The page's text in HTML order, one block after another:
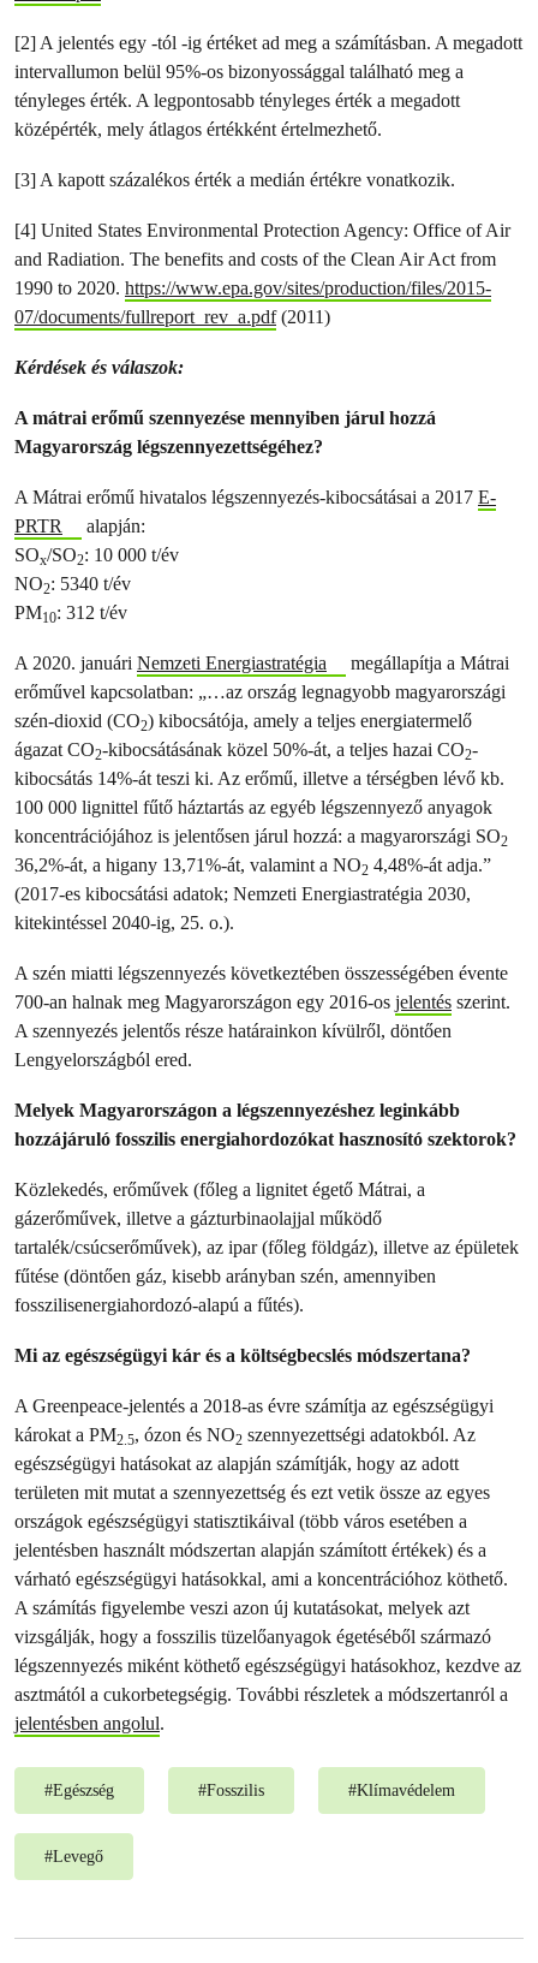
[2] A jelentés egy -tól -ig értéket ad meg a számításban. A megadott
intervallumon belül 95%-os bizonyossággal található meg a
tényleges érték. A legpontosabb tényleges érték a megadott
középérték, mely átlagos értékként értelmezhető.
[3] A kapott százalékos érték a medián értékre vonatkozik.
[4] United States Environmental Protection Agency: Office of Air
and Radiation. The benefits and costs of the Clean Air Act from
1990 to 2020. https://www.epa.gov/sites/production/files/2015-
07/documents/fullreport_rev_a.pdf(2011)
Kérdések és válaszok:
A mátrai erőmű szennyezése mennyiben járul hozzá
Magyarország légszennyezettségéhez?
A Mátrai erőmű hivatalos légszennyezés-kibocsátásai a 2017 E-
PRTR
alapján:
SOx/SO2: 10 000 t/év
NO2: 5340 t/év
PM10: 312 t/év
A 2020. januári Nemzeti Energiastratégia
megállapítja a Mátrai
erőművel kapcsolatban: „…az ország legnagyobb magyarországi
szén-dioxid (CO2) kibocsátója, amely a teljes energiatermelő
ágazat CO2-kibocsátásának közel 50%-át, a teljes hazai CO2-
kibocsátás 14%-át teszi ki. Az erőmű, illetve a térségben lévő kb.
100 000 lignittel fűtő háztartás az egyéb légszennyező anyagok
koncentrációjához is jelentősen járul hozzá: a magyarországi SO2
36,2%-át, a higany 13,71%-át, valamint a NO2 4,48%-át adja.”
(2017-es kibocsátási adatok; Nemzeti Energiastratégia 2030,
kitekintéssel 2040-ig, 25. o.).
A szén miatti légszennyezés következtében összességében évente
700-an halnak meg Magyarországon egy 2016-os jelentés szerint.
A szennyezés jelentős része határainkon kívülről, döntően
Lengyelországból ered.
Melyek Magyarországon a légszennyezéshez leginkább
hozzájáruló fosszilis energiahordozókat hasznosító szektorok?
Közlekedés, erőművek (főleg a lignitet égető Mátrai, a
gázerőművek, illetve a gázturbinaolajjal működő
tartalék/csúcserőművek), az ipar (főleg földgáz), illetve az épületek
fűtése (döntően gáz, kisebb arányban szén, amennyiben
fosszilisenergiahordozó-alapú a fűtés).
Mi az egészségügyi kár és a költségbecslés módszertana?
A Greenpeace-jelentés a 2018-as évre számítja az egészségügyi
károkat a PM2.5, ózon és NO2 szennyezettségi adatokból. Az
egészségügyi hatásokat az alapján számítják, hogy az adott
területen mit mutat a szennyezettség és ezt vetik össze az egyes
országok egészségügyi statisztikáival (több város esetében a
jelentésben használt módszertan alapján számított értékek) és a
várható egészségügyi hatásokkal, ami a koncentrációhoz köthető.
A számítás figyelembe veszi azon új kutatásokat, melyek azt
vizsgálják, hogy a fosszilis tüzelőanyagok égetéséből származó
légszennyezés miként köthető egészségügyi hatásokhoz, kezdve az
asztmától a cukorbetegségig. További részletek a módszertanról a
jelentésben angolul.
#Egészség #Fosszilis #Klímavédelem
#Levegő